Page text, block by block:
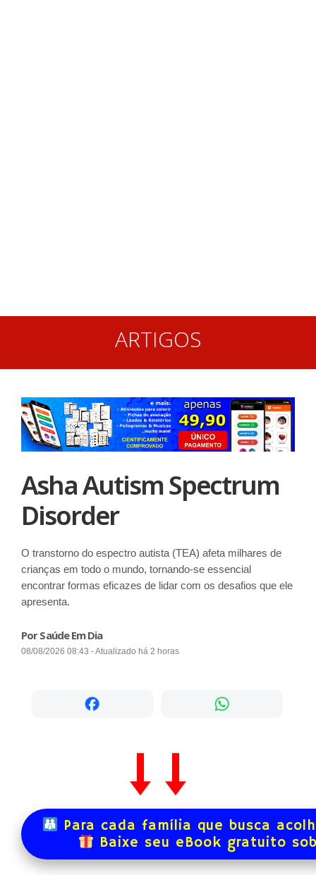
ARTIGOS
Asha Autism Spectrum
Disorder
O transtorno do espectro autista (TEA) afeta milhares de
crianças em todo o mundo, tornando-se essencial
encontrar formas eficazes de lidar com os desafios que ele
apresenta.
Por Saúde Em Dia
08/08/2026 08:43 - Atualizado há 2 horas
Para cada família que busca
Baixe seu eBook gratuito